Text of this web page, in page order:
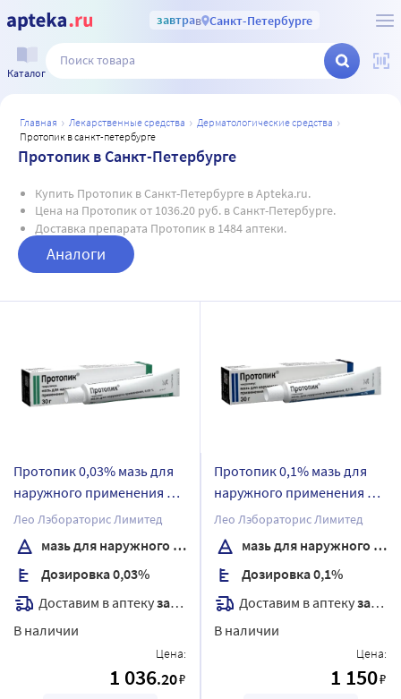
завтрав Санкт-Петербурге
Каталог
главная лекарственные средства
дерматологические средства
протопик в санкт-петербурге
Протопик в Санкт-Петербурге
Купить Протопик в Санкт-Петербурге в Apteka.ru.
Цена на Протопик от 1036.20 руб. в Санкт-Петербурге.
Доставка препарата Протопик в 1484 аптеки.
Аналоги
Протопик 0,03% мазь для
наружного применения 30
гр
Лео Лэбораторис Лимитед
мазь для наружного применения
Дозировка 0,03%
Доставим в аптекузавтра
В наличии
Цена:
1 036.20₽
Протопик 0,1% мазь для
наружного применения 30
гр
Лео Лэбораторис Лимитед
мазь для наружного применения
Дозировка 0,1%
Доставим в аптекузавтра
В наличии
Цена:
1 150₽